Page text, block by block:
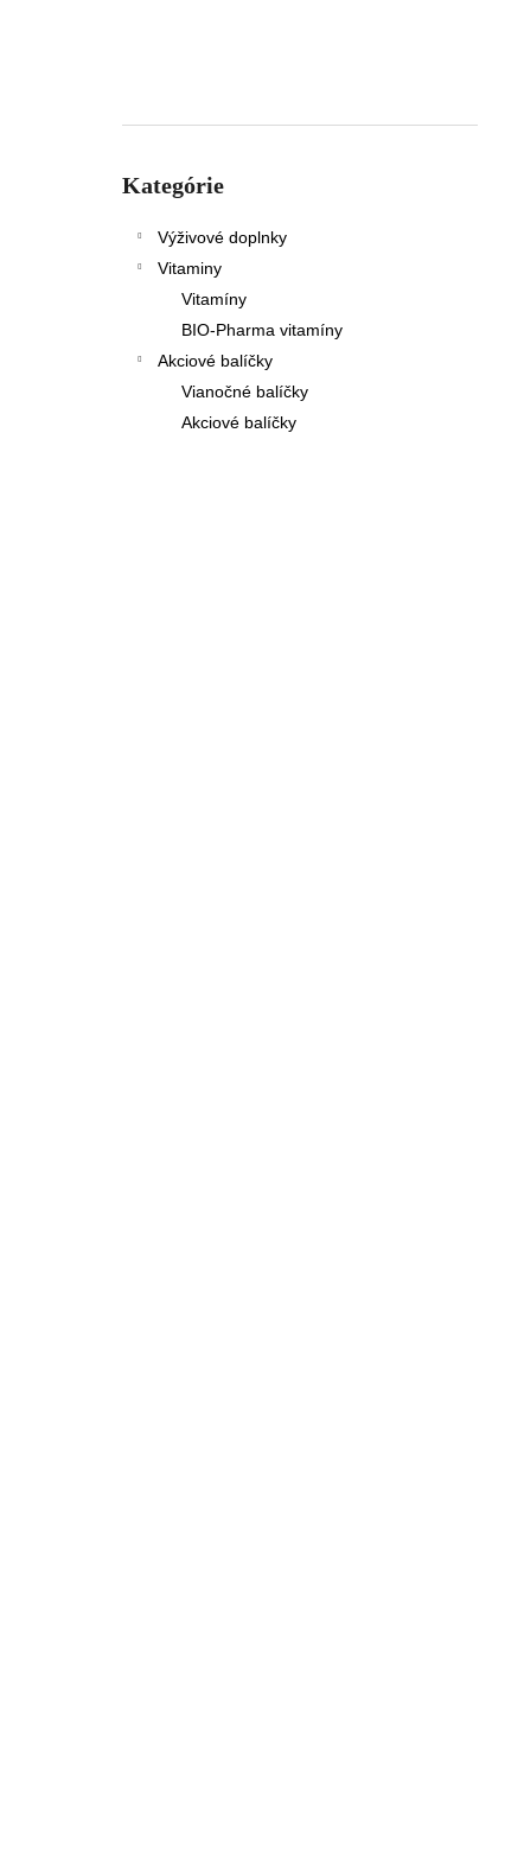
kategórie
Kategórie
Výživové doplnky
Vitaminy
Vitamíny
BIO-Pharma vitamíny
Akciové balíčky
Vianočné balíčky
Akciové balíčky